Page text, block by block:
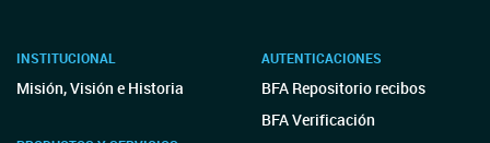
INSTITUCIONAL
Misión, Visión e Historia
AUTENTICACIONES
BFA Repositorio recibos
BFA Verificación